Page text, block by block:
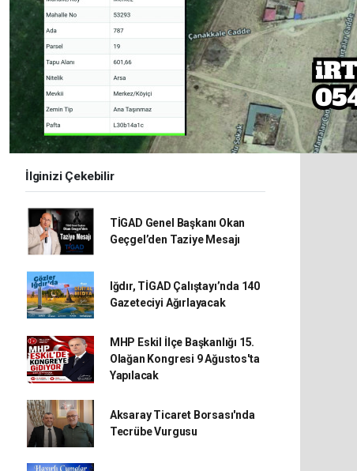
İlginizi Çekebilir
TİGAD Genel Başkanı Okan
Geçgel’den Taziye Mesajı
Iğdır, TİGAD Çalıştayı’nda 140
Gazeteciyi Ağırlayacak
MHP Eskil İlçe Başkanlığı 15.
Olağan Kongresi 9 Ağustos'ta
Yapılacak
Aksaray Ticaret Borsası'nda
Tecrübe Vurgusu